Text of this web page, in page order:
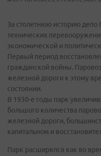
За столетнюю историю
технических
экономической и
Первый период
гражданской войны.
железной дороги к этому
состоянии.
В 1930-е годы парк
большого количества
железной дороги,
капитальном и
Парк расширялся как во